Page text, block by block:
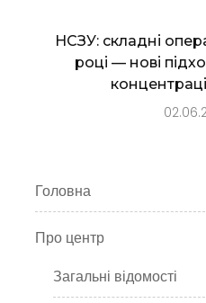
НСЗУ: складні
році — нові
Головна
Про центр
Загальні відомості